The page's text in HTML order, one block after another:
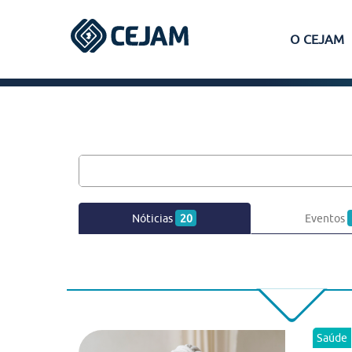
O CEJAM
Ferraz de Vasconcelos
Lins
Peruíbe
Nóticias 20 Eventos
Saúde